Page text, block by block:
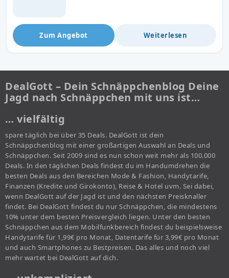
Zum Angebot Weiterlesen
DealGott – Dein Schnäppchenblog Deine
Jagd nach Schnäppchen mit uns ist…
… vielfältig
spare täglich bei über 35 Deals. DealGott ist dein
Schnäppchenblog mit einer großartigen Auswahl an Deals und
Schnäppchen. Seit 2009 sind es nun schon weit mehr als 100.000
Deals. In den täglichen Deals findest du im Handumdrehen die
besten Deals aus den Bereichen Mode & Fashion, Handytarife,
Finanzen (Kredite und Girokonto), Reise & Hotel uvm. Sei dabei,
wenn DealGott auf der Jagd ist und den nächsten Preisknaller
findet. Bei DealGott findest du nur Schnäppchen, die mindestens
10% unter dem besten Preisvergleich liegen. Unter den besten
Schnäppchen aus dem Mobilfunkbereich findest du beispielsweise
Handytarife für 1,99€ pro Monat, Datentarife für 3,99€ pro Monat
und auch Smartphones zu Bestpreisen. Das alles und noch viel
mehr wartet bei DealGott auf dich.